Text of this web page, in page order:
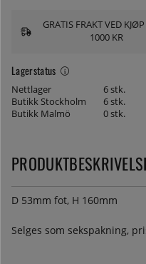
Lagerstatus
Nettlager
6 stk.
Butikk Stockholm
6 stk.
Butikk Malmö
0 stk.
GRATIS FRAKT VED
1000 KR
D 53mm fot, H 160mm
Selges som sekspakning,